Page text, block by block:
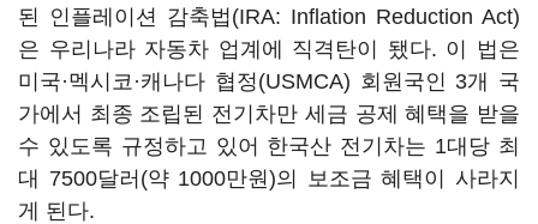
된 인플레이션 감축법(IRA: Inflation Reduction Act)
은 우리나라 자동차 업계에 직격탄이 됐다. 이 법은
미국·멕시코·캐나다 협정(USMCA) 회원국인 3개 국
가에서 최종 조립된 전기차만 세금 공제 혜택을 받을
수 있도록 규정하고 있어 한국산 전기차는 1대당 최
대 7500달러(약 1000만원)의 보조금 혜택이 사라지
게 된다.